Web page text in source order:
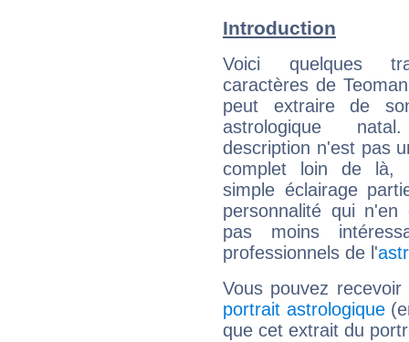
Introduction
Voici quelques
caractères de
peut extraire de
astrologique
description n'est pas
complet loin de là,
simple éclairage
personnalité qui n'en
pas moins
professionnels de l'
Vous pouvez
portrait astrologique
que cet extrait du